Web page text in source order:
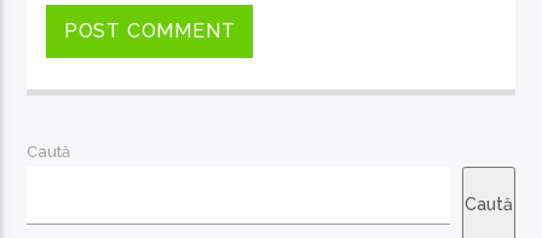
Caută
Caută